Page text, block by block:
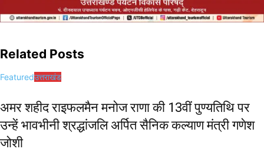
Related Posts
Featuredउत्तराखंड
अमर शहीद राइफलमैन मनोज राणा की 13वीं पुण्यतिथि पर
उन्हें भावभीनी श्रद्धांजलि अर्पित सैनिक कल्याण मंत्री गणेश
जोशी